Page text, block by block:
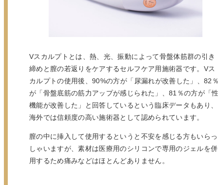
Vスカルプトとは、熱、光、振動によって骨盤体筋群の引き
締めと膣の若返りをケアするセルフケア用施術器です。Vス
カルプトの使用後、90%の方が「尿漏れが改善した」、82
が「骨盤底筋の筋力アップが感じられた」、81％の方が「
機能が改善した」と回答しているという臨床データもあり、
海外では信頼度の高い施術器として認められています。
膣の中に挿入して使用するというと不安を感じる方もいらっ
しゃいますが、素材は医療用のシリコンで専用のジェルを併
用するため痛みなどはほとんどありません。